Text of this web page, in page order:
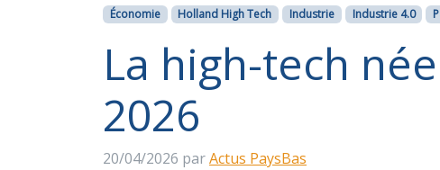
Catégories
Économie Holland High Tech Industrie Industrie 4.0
La high-tech
2026
20/04/2026 parActus PaysBas